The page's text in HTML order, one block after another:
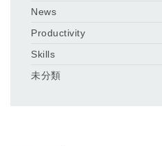
News
Productivity
Skills
未分類